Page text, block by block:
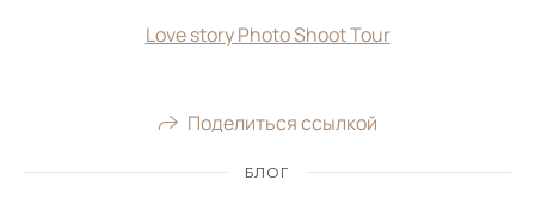
Love story Photo Shoot Tour
Поделиться ссылкой
БЛОГ